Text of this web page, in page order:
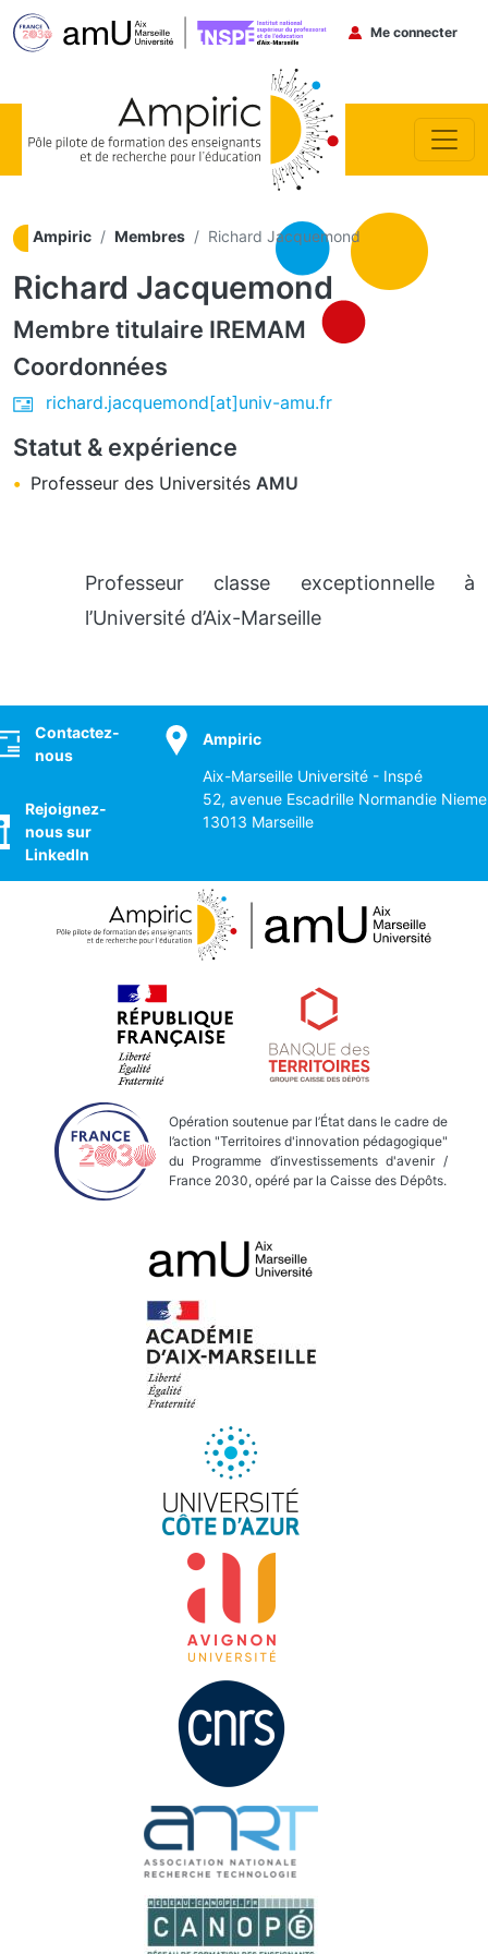
Menu du
Me connecter
Ampiric Membres Richard Jacquemond
Richard Jacquemond
Membre titulaire IREMAM
Coordonnées
richard.jacquemond[at]univ-amu.fr
Statut & expérience
Professeur des Universités AMU
Professeur classe exceptionnelle à
l’Université d’Aix-Marseille
Contactez-
nous
Rejoignez-
nous sur
LinkedIn
Ampiric
Aix-Marseille Université - Inspé
52, avenue Escadrille Normandie
13013 Marseille
Opération soutenue par l’État dans le cadre de
l’action "Territoires d'innovation pédagogique"
du Programme d’investissements d'avenir /
France 2030, opéré par la Caisse des Dépôts.